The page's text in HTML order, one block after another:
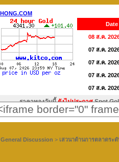
General Discussion > เสวนาด้านการตลาดระ